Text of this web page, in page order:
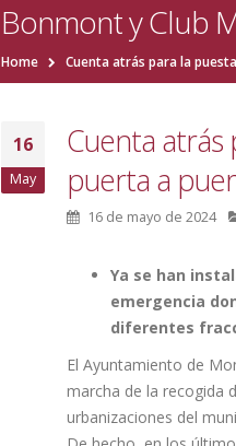
Bonmont y Club
Home Cuenta atrás para la
16
May
Cuenta atrás
puerta a
16 de mayo de 2024
Ya se han
emergencia
diferentes
El Ayuntamiento de
marcha de la recogida
urbanizaciones del